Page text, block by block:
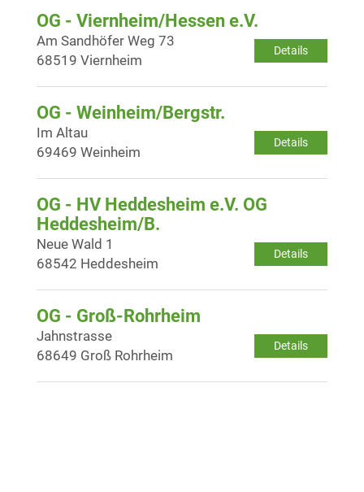
OG - Viernheim/Hessen e.V.
Details
Am Sandhöfer Weg 73
68519 Viernheim
OG - Weinheim/Bergstr.
Details
Im Altau
69469 Weinheim
OG - HV Heddesheim e.V. OG
Heddesheim/B.
Details
Neue Wald 1
68542 Heddesheim
OG - Groß-Rohrheim
Details
Jahnstrasse
68649 Groß Rohrheim